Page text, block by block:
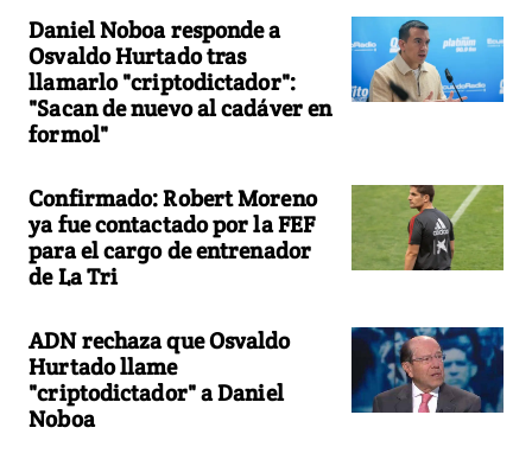
Daniel Noboa responde a
Osvaldo Hurtado tras
llamarlo "criptodictador":
"Sacan de nuevo al cadáver en
formol"
Confirmado: Robert Moreno
ya fue contactado por la FEF
para el cargo de entrenador
de La Tri
ADN rechaza que Osvaldo
Hurtado llame
"criptodictador" a Daniel
Noboa